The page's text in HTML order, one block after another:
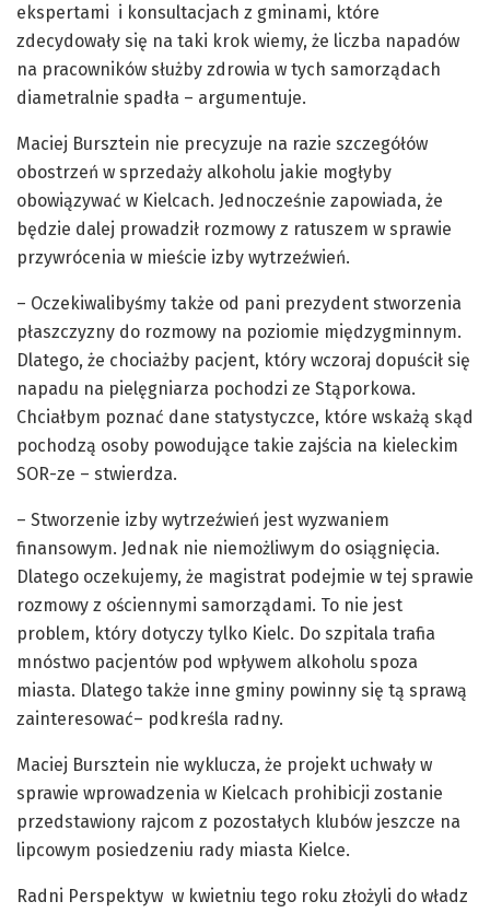
ekspertami i konsultacjach z gminami, które
zdecydowały się na taki krok wiemy, że liczba napadów
na pracowników służby zdrowia w tych samorządach
diametralnie spadła – argumentuje.
Maciej Bursztein nie precyzuje na razie szczegółów
obostrzeń w sprzedaży alkoholu jakie mogłyby
obowiązywać w Kielcach. Jednocześnie zapowiada, że
będzie dalej prowadził rozmowy z ratuszem w sprawie
przywrócenia w mieście izby wytrzeźwień.
– Oczekiwalibyśmy także od pani prezydent stworzenia
płaszczyzny do rozmowy na poziomie międzygminnym.
Dlatego, że chociażby pacjent, który wczoraj dopuścił się
napadu na pielęgniarza pochodzi ze Stąporkowa.
Chciałbym poznać dane statystyczce, które wskażą skąd
pochodzą osoby powodujące takie zajścia na kieleckim
SOR-ze – stwierdza.
– Stworzenie izby wytrzeźwień jest wyzwaniem
finansowym. Jednak nie niemożliwym do osiągnięcia.
Dlatego oczekujemy, że magistrat podejmie w tej sprawie
rozmowy z ościennymi samorządami. To nie jest
problem, który dotyczy tylko Kielc. Do szpitala trafia
mnóstwo pacjentów pod wpływem alkoholu spoza
miasta. Dlatego także inne gminy powinny się tą sprawą
zainteresować– podkreśla radny.
Maciej Bursztein nie wyklucza, że projekt uchwały w
sprawie wprowadzenia w Kielcach prohibicji zostanie
przedstawiony rajcom z pozostałych klubów jeszcze na
lipcowym posiedzeniu rady miasta Kielce.
Radni Perspektyw w kwietniu tego roku złożyli do władz